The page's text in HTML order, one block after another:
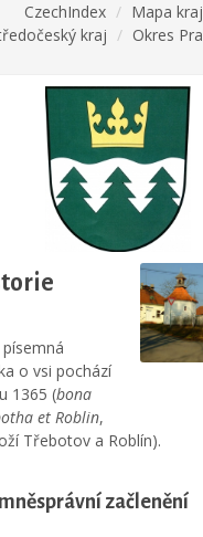
CzechIndex
Mapa
kraj
Okres
písemná
o vsi pochází
1365 (bona
et Roblin,
Třebotov a Roblín).
začlenění